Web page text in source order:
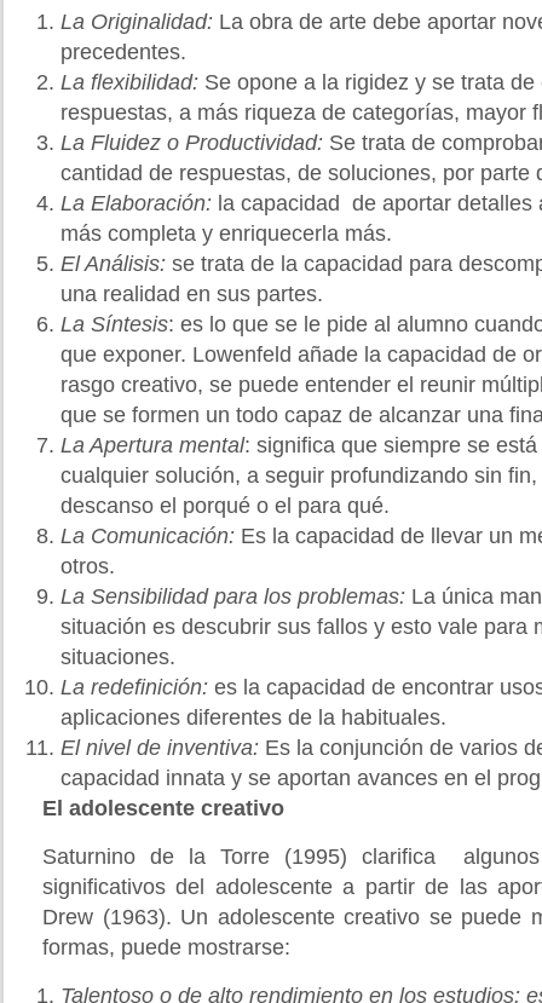
La Originalidad: La obra de arte debe aportar
precedentes.
La flexibilidad: Se opone a la rigidez y se trata de
respuestas, a más riqueza de categorías, mayor
La Fluidez o Productividad: Se trata de
cantidad de respuestas, de soluciones, por parte
La Elaboración: la capacidad de aportar detalles
más completa y enriquecerla más.
El Análisis: se trata de la capacidad para
una realidad en sus partes.
La Síntesis: es lo que se le pide al alumno
que exponer. Lowenfeld añade la capacidad de
rasgo creativo, se puede entender el reunir
que se formen un todo capaz de alcanzar una
La Apertura mental: significa que siempre se
cualquier solución, a seguir profundizando sin
descanso el porqué o el para qué.
La Comunicación: Es la capacidad de llevar un
otros.
La Sensibilidad para los problemas: La única
situación es descubrir sus fallos y esto vale para
situaciones.
La redefinición: es la capacidad de encontrar
aplicaciones diferentes de la habituales.
El nivel de inventiva: Es la conjunción de varios
capacidad innata y se aportan avances en el
El adolescente creativo
Saturnino de la Torre (1995) clarifica
significativos del adolescente a partir de las
Drew (1963). Un adolescente creativo se puede
formas, puede mostrarse:
Talentoso o de alto rendimiento en los estudios: